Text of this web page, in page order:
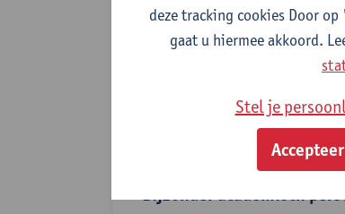
Afdeling
Departement Geschiedenis
Statuut & functies
Bijzonder academisch
deze tracking cookies Door
gaat u hiermee akkoord.
Stel je